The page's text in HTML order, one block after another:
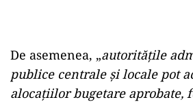
De asemenea, „autorităţile
publice centrale şi locale pot
alocaţiilor bugetare aprobate,